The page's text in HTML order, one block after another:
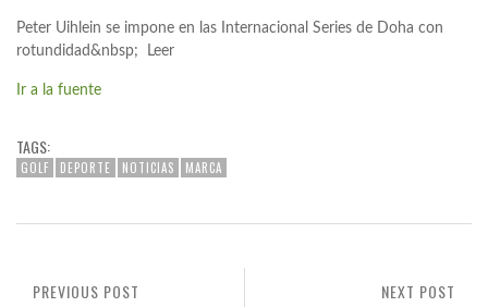
Peter Uihlein se impone en las Internacional Series de Doha con
rotundidad&nbsp; Leer
Ir a la fuente
TAGS:
GOLF DEPORTE NOTICIAS MARCA
NEXT POST
PREVIOUS POST